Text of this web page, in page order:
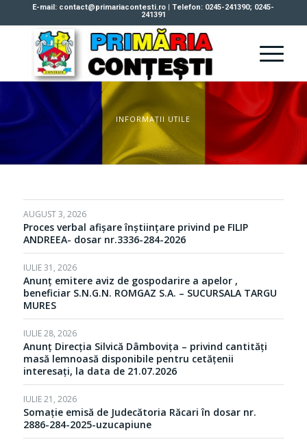
E-mail: contact@primariacontesti.ro | Telefon: 0245-241390; 0245-
241391
INFORMAȚII UTILE
AUGUST 3, 2026
Proces verbal afișare înștiințare privind pe FILIP
ANDREEA- dosar nr.3336-284-2026
IULIE 31, 2026
Anunț emitere aviz de gospodarire a apelor ,
beneficiar S.N.G.N. ROMGAZ S.A. – SUCURSALA TARGU
MURES
IULIE 28, 2026
Anunț Direcția Silvică Dâmbovița – privind cantități
masă lemnoasă disponibile pentru cetățenii
interesați, la data de 21.07.2026
IULIE 21, 2026
Somație emisă de Judecătoria Răcari în dosar nr.
2886-284-2025-uzucapiune